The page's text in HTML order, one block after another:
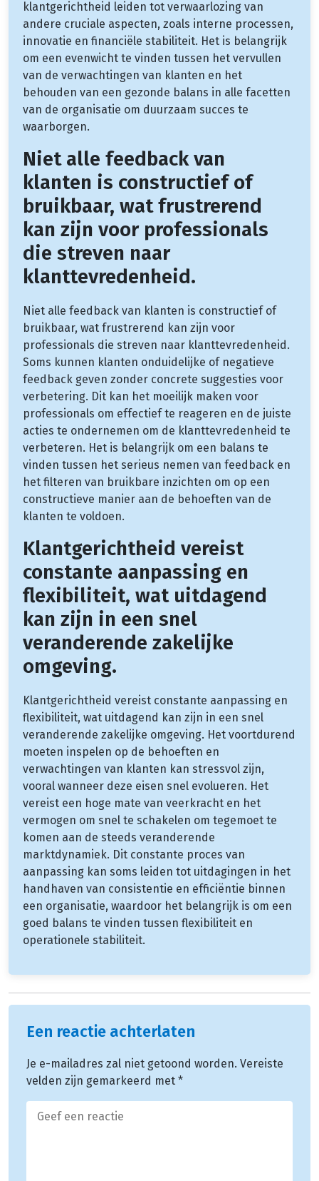
klantgerichtheid leiden tot verwaarlozing van
andere cruciale aspecten, zoals interne processen,
innovatie en financiële stabiliteit. Het is belangrijk
om een evenwicht te vinden tussen het vervullen
van de verwachtingen van klanten en het
behouden van een gezonde balans in alle facetten
van de organisatie om duurzaam succes te
waarborgen.
Niet alle feedback van
klanten is constructief of
bruikbaar, wat frustrerend
kan zijn voor professionals
die streven naar
klanttevredenheid.
Niet alle feedback van klanten is constructief of
bruikbaar, wat frustrerend kan zijn voor
professionals die streven naar klanttevredenheid.
Soms kunnen klanten onduidelijke of negatieve
feedback geven zonder concrete suggesties voor
verbetering. Dit kan het moeilijk maken voor
professionals om effectief te reageren en de juiste
acties te ondernemen om de klanttevredenheid te
verbeteren. Het is belangrijk om een balans te
vinden tussen het serieus nemen van feedback en
het filteren van bruikbare inzichten om op een
constructieve manier aan de behoeften van de
klanten te voldoen.
Klantgerichtheid vereist
constante aanpassing en
flexibiliteit, wat uitdagend
kan zijn in een snel
veranderende zakelijke
omgeving.
Klantgerichtheid vereist constante aanpassing en
flexibiliteit, wat uitdagend kan zijn in een snel
veranderende zakelijke omgeving. Het voortdurend
moeten inspelen op de behoeften en
verwachtingen van klanten kan stressvol zijn,
vooral wanneer deze eisen snel evolueren. Het
vereist een hoge mate van veerkracht en het
vermogen om snel te schakelen om tegemoet te
komen aan de steeds veranderende
marktdynamiek. Dit constante proces van
aanpassing kan soms leiden tot uitdagingen in het
handhaven van consistentie en efficiëntie binnen
een organisatie, waardoor het belangrijk is om een
goed balans te vinden tussen flexibiliteit en
operationele stabiliteit.
Een reactie achterlaten
Je e-mailadres zal niet getoond worden. Vereiste
velden zijn gemarkeerd met *